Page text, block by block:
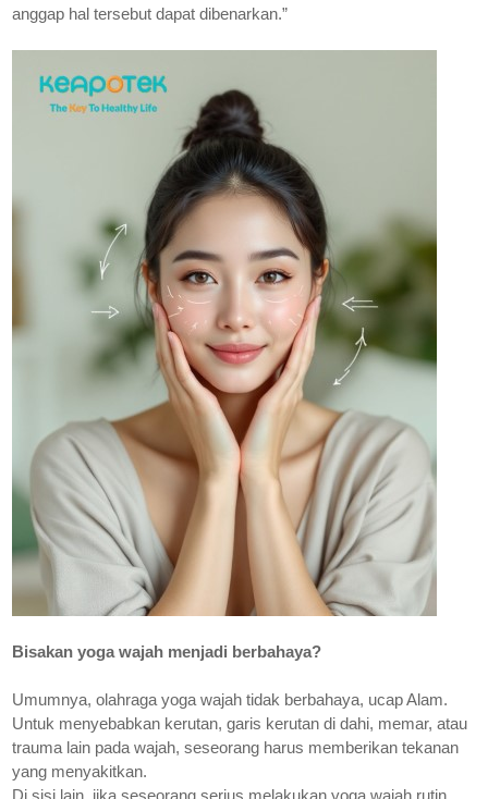
anggap hal tersebut dapat dibenarkan.”
Bisakan yoga wajah menjadi berbahaya?
Umumnya, olahraga yoga wajah tidak berbahaya, ucap Alam.
Untuk menyebabkan kerutan, garis kerutan di dahi, memar, atau
trauma lain pada wajah, seseorang harus memberikan tekanan
yang menyakitkan.
Di sisi lain, jika seseorang serius melakukan yoga wajah rutin